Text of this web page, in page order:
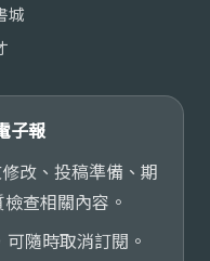
城
子報
改、投稿準備、期
查相關內容。
可隨時取消訂閱。